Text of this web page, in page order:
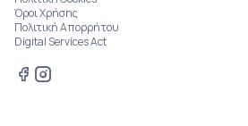
Όροι Χρήσης
Πολιτική Απορρήτου
Digital Services Act